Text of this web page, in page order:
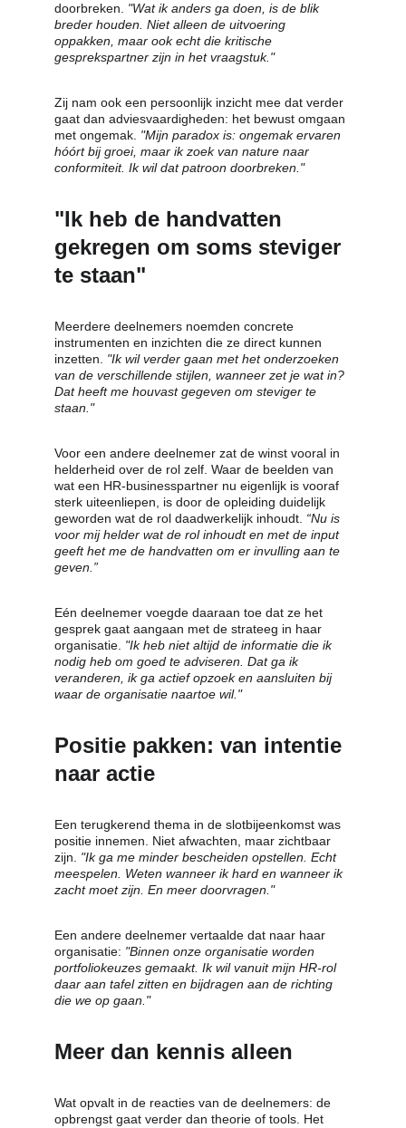
doorbreken. "Wat ik anders ga doen, is de blik
breder houden. Niet alleen de uitvoering
oppakken, maar ook echt die kritische
gesprekspartner zijn in het vraagstuk."
Zij nam ook een persoonlijk inzicht mee dat verder
gaat dan adviesvaardigheden: het bewust omgaan
met ongemak. "Mijn paradox is: ongemak ervaren
hóórt bij groei, maar ik zoek van nature naar
conformiteit. Ik wil dat patroon doorbreken."
"Ik heb de handvatten
gekregen om soms steviger
te staan"
Meerdere deelnemers noemden concrete
instrumenten en inzichten die ze direct kunnen
inzetten. "Ik wil verder gaan met het onderzoeken
van de verschillende stijlen, wanneer zet je wat in?
Dat heeft me houvast gegeven om steviger te
staan."
Voor een andere deelnemer zat de winst vooral in
helderheid over de rol zelf. Waar de beelden van
wat een HR-businesspartner nu eigenlijk is vooraf
sterk uiteenliepen, is door de opleiding duidelijk
geworden wat de rol daadwerkelijk inhoudt. “Nu is
voor mij helder wat de rol inhoudt en met de input
geeft het me de handvatten om er invulling aan te
geven.”
Eén deelnemer voegde daaraan toe dat ze het
gesprek gaat aangaan met de strateeg in haar
organisatie. "Ik heb niet altijd de informatie die ik
nodig heb om goed te adviseren. Dat ga ik
veranderen, ik ga actief opzoek en aansluiten bij
waar de organisatie naartoe wil."
Positie pakken: van intentie
naar actie
Een terugkerend thema in de slotbijeenkomst was
positie innemen. Niet afwachten, maar zichtbaar
zijn. "Ik ga me minder bescheiden opstellen. Echt
meespelen. Weten wanneer ik hard en wanneer ik
zacht moet zijn. En meer doorvragen."
Een andere deelnemer vertaalde dat naar haar
organisatie: "Binnen onze organisatie worden
portfoliokeuzes gemaakt. Ik wil vanuit mijn HR-rol
daar aan tafel zitten en bijdragen aan de richting
die we op gaan."
Meer dan kennis alleen
Wat opvalt in de reacties van de deelnemers: de
opbrengst gaat verder dan theorie of tools. Het